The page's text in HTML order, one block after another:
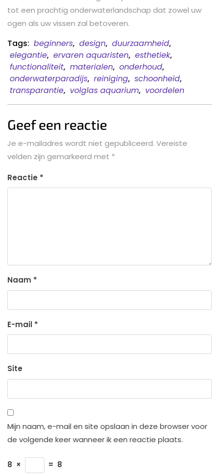
tot een prachtig onderwaterlandschap dat zowel uw
ogen als uw vissen zal betoveren.
Tags: beginners, design, duurzaamheid,
elegantie, ervaren aquaristen, esthetiek,
functionaliteit, materialen, onderhoud,
onderwaterparadijs, reiniging, schoonheid,
transparantie, volglas aquarium, voordelen
Geef een reactie
Je e-mailadres wordt niet gepubliceerd. Vereiste
velden zijn gemarkeerd met *
Reactie *
Naam *
E-mail *
Site
Mijn naam, e-mail en site opslaan in deze browser voor
de volgende keer wanneer ik een reactie plaats.
8 × = 8